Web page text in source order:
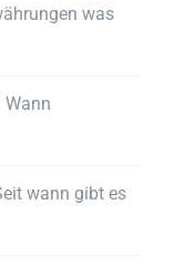
was
wann gibt es